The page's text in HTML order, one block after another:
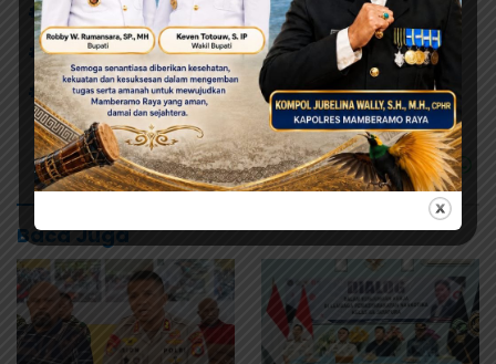
# Alpius Toam - Giri Wijayantoro
# Deklarasi
# Pasangan Cabup-Cawabup
# Pilkada Kabupaten Jayapura
Baca Juga